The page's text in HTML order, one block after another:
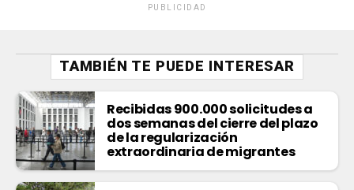
PUBLICIDAD
TAMBIÉN TE PUEDE INTERESAR
Recibidas 900.000 solicitudes a
dos semanas del cierre del plazo
de la regularización
extraordinaria de migrantes